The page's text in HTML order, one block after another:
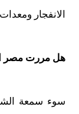
الانفجار
هل مررت مصر
سوء سمعة